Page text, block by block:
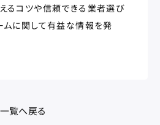
るコツや信頼できる業者選び
ムに関して有益な情報を発
一覧へ戻る